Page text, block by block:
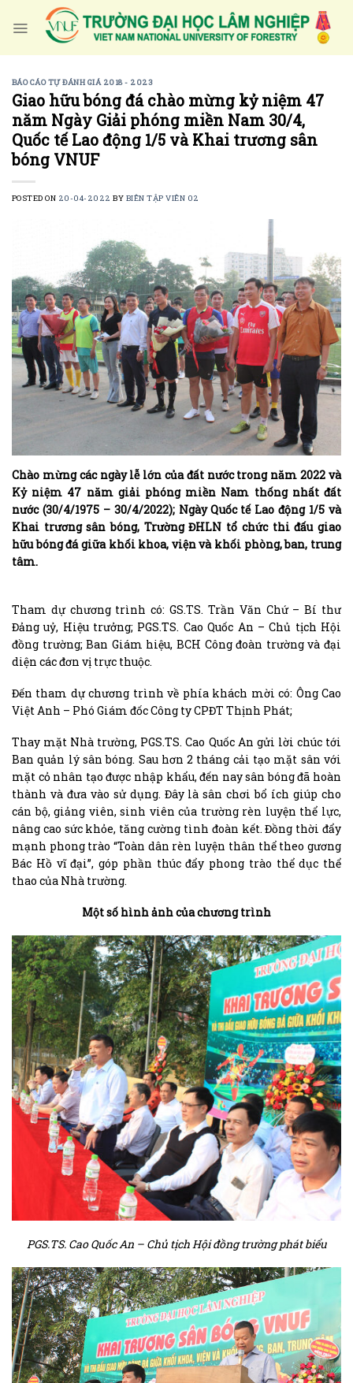
BÁO CÁO TỰ ĐÁNH GIÁ 2018 - 2023
Giao hữu bóng đá chào mừng kỷ niệm 47
năm Ngày Giải phóng miền Nam 30/4,
Quốc tế Lao động 1/5 và Khai trương sân
bóng VNUF
POSTED ON 20-04-2022 BY BIÊN TẬP VIÊN 02
Chào mừng các ngày lễ lớn của đất nước trong năm 2022 và
Kỷ niệm 47 năm giải phóng miền Nam thống nhất đất
nước (30/4/1975 – 30/4/2022); Ngày Quốc tế Lao động 1/5 và
Khai trương sân bóng, Trường ĐHLN tổ chức thi đấu giao
hữu bóng đá giữa khối khoa, viện và khối phòng, ban, trung
tâm.
Tham dự chương trình có: GS.TS. Trần Văn Chứ – Bí thư
Đảng uỷ, Hiệu trưởng; PGS.TS. Cao Quốc An – Chủ tịch Hội
đồng trường; Ban Giám hiệu, BCH Công đoàn trường và đại
diện các đơn vị trực thuộc.
Đến tham dự chương trình về phía khách mời có: Ông Cao
Việt Anh – Phó Giám đốc Công ty CPĐT Thịnh Phát;
Thay mặt Nhà trường, PGS.TS. Cao Quốc An gửi lời chúc tới
Ban quản lý sân bóng. Sau hơn 2 tháng cải tạo mặt sân với
mặt cỏ nhân tạo được nhập khẩu, đến nay sân bóng đã hoàn
thành và đưa vào sử dụng. Đây là sân chơi bổ ích giúp cho
cán bộ, giảng viên, sinh viên của trường rèn luyện thể lực,
nâng cao sức khỏe, tăng cường tình đoàn kết. Đồng thời đẩy
mạnh phong trào “Toàn dân rèn luyện thân thể theo gương
Bác Hồ vĩ đại”, góp phần thúc đẩy phong trào thể dục thể
thao của Nhà trường.
Một số hình ảnh của chương trình
PGS.TS. Cao Quốc An – Chủ tịch Hội đồng trường phát biểu